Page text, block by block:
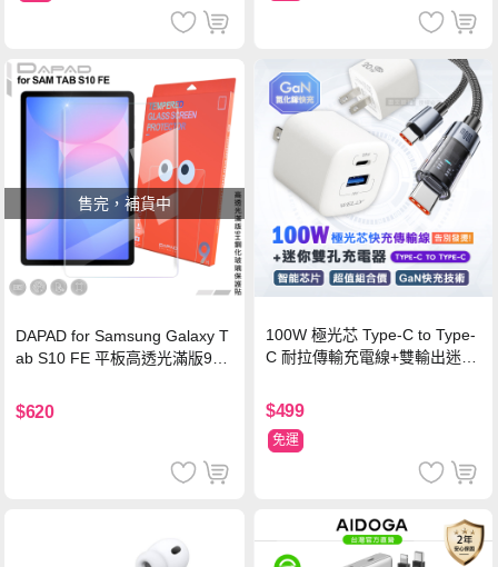
售完，補貨中
DAPAD for Samsung Galaxy T
ab S10 FE 平板高透光滿版9H
$620
100W 極光芯 Type-C to Type-
C 耐拉傳輸充電線+雙輸出迷你
$499
免運